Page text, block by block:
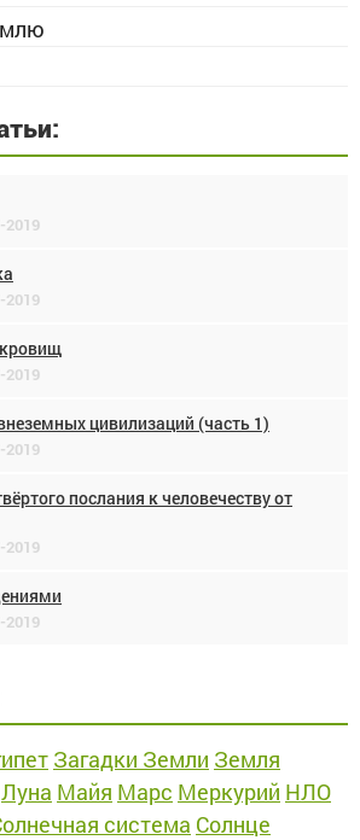
2019
2019
2019
цивилизаций (часть 1)
2019
послания к человечеству от
2019
2019
Загадки Земли Земля
Луна Майя Марс Меркурий НЛО
система Солнце